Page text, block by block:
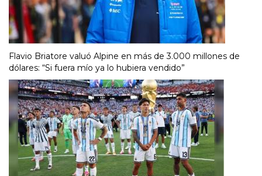
Flavio Briatore valuó Alpine en más de 3.000 millones de
dólares: “Si fuera mío ya lo hubiera vendido”